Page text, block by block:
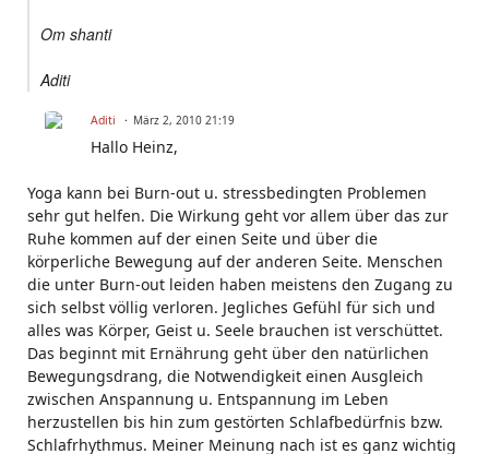
Om shanti
Aditi
Aditi März 2, 2010 21:19
Hallo Heinz,
Yoga kann bei Burn-out u. stressbedingten Problemen
sehr gut helfen. Die Wirkung geht vor allem über das zur
Ruhe kommen auf der einen Seite und über die
körperliche Bewegung auf der anderen Seite. Menschen
die unter Burn-out leiden haben meistens den Zugang zu
sich selbst völlig verloren. Jegliches Gefühl für sich und
alles was Körper, Geist u. Seele brauchen ist verschüttet.
Das beginnt mit Ernährung geht über den natürlichen
Bewegungsdrang, die Notwendigkeit einen Ausgleich
zwischen Anspannung u. Entspannung im Leben
herzustellen bis hin zum gestörten Schlafbedürfnis bzw.
Schlafrhythmus. Meiner Meinung nach ist es ganz wichtig